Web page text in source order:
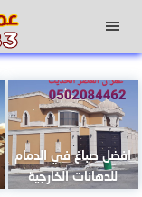
القائمة
افضل صباغ في الدمام
للدهانات الخارجية